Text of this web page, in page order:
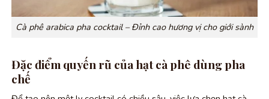
Cà phê arabica pha cocktail – Đỉnh cao hương vị cho giới sành
Đặc điểm quyến rũ của hạt cà phê dùng pha
chế